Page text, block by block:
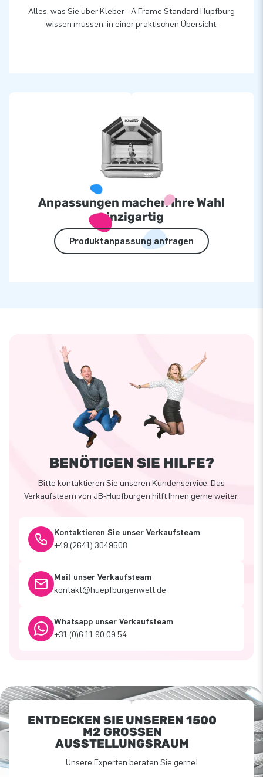
Alles, was Sie über Kleber - A Frame Standard Hüpfburg
wissen müssen, in einer praktischen Übersicht.
Anpassungen machen Ihre Wahl
einzigartig
Produktanpassung anfragen
BENÖTIGEN SIE HILFE?
Bitte kontaktieren Sie unseren Kundenservice. Das
Verkaufsteam von JB-Hüpfburgen hilft Ihnen gerne weiter.
Kontaktieren Sie unser Verkaufsteam
+49 (2641) 3049508
Mail unser Verkaufsteam
kontakt@huepfburgenwelt.de
Whatsapp unser Verkaufsteam
+31 (0)6 11 90 09 54
ENTDECKEN SIE UNSEREN 1500
M2 GROSSEN A
USSTELLUNGSRAUM
Unsere Experten beraten Sie gerne!